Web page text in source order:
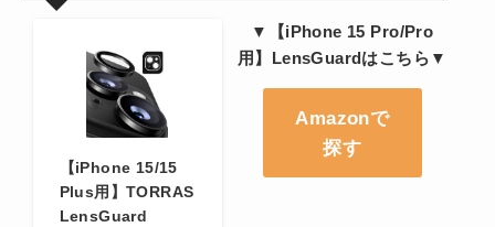
【iPhone 15/15
Plus用】TORRAS
LensGuard
▼【iPhone 15 Pro/Pro
用】LensGuardはこちら▼
Amazonで
探す